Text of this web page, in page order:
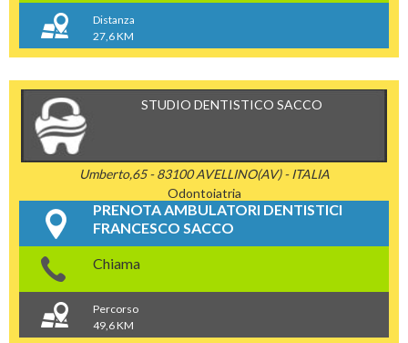
Distanza
27,6 KM
STUDIO DENTISTICO SACCO
Umberto,65 - 83100 AVELLINO(AV) - ITALIA
Odontoiatria
PRENOTA AMBULATORI DENTISTICI
FRANCESCO SACCO
Chiama
Percorso
49,6 KM